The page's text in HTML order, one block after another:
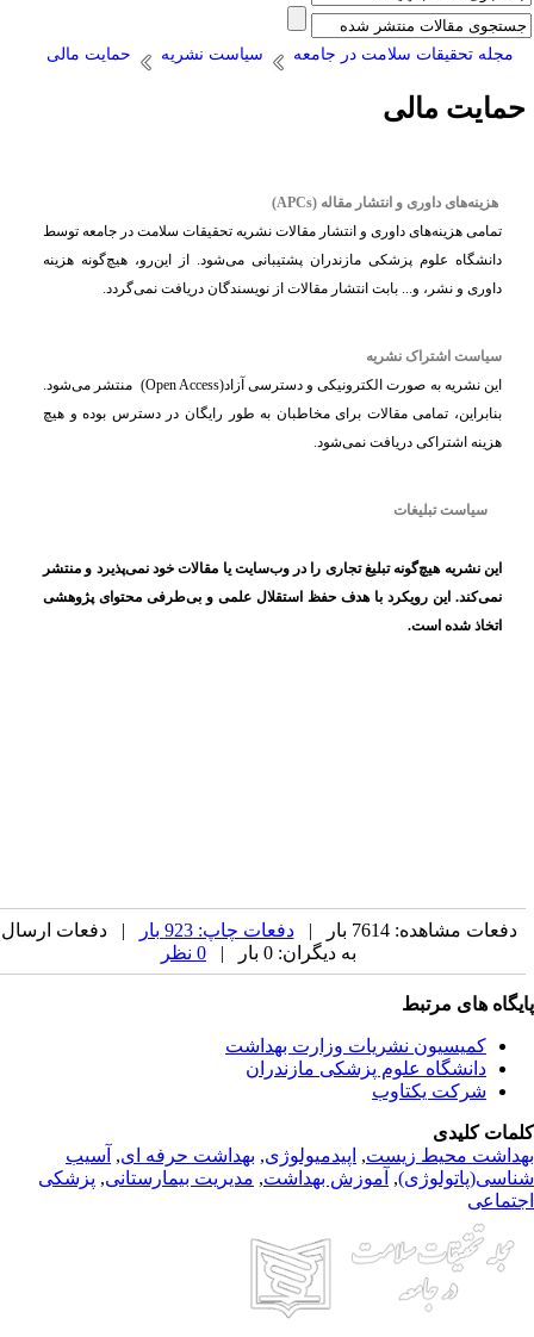
مجله تحقیقات سلامت در جامعه سیاست نشریه حمایت مالی
مالی
هزینههای داوری و انتشار مقاله(APCs)
تمامی هزینه‌های داوری و انتشار مقالات نشریه تحقیقات سلامت در جامعه توسط
دانشگاه علوم پزشکی مازندران پشتیبانی می‌شود. از این‌رو، هیچ‌گونه هزینه
داوری و نشر، و... بابت انتشار مقالات از نویسندگان دریافت نمی‌گردد .
سیاست اشتراک نشریه
این نشریه به صورتالکترونیکی و دسترسی آزاد(Open Access) منتشر می‌شود.
بنابراین، تمامی مقالات برای مخاطبان به طور رایگان در دسترس بوده و هیچ
هزینه اشتراکی دریافت نمی‌شود.
سیاست تبلیغات
این نشریه هیچ‌گونه تبلیغ تجاری را در وب‌سایت یا مقالات خود نمی‌پذیرد و منتشر
نمی‌کند. این رویکرد با هدف حفظاستقلال علمی و بی‌طرفی محتوای پژوهشی
اتخاذ شده است.
دفعات مشاهده: 7614 بار | دفعات چاپ: 923 بار
| دفعات ارسال
به دیگران: 0 بار |
های مرتبط
کمیسیون نشریات وزارت بهداشت
دانشگاه علوم پزشکی مازندران
شرکت یکتاوب
کلیدی
محیط زیست,اپیدمیولوژی ,بهداشت حرفه ای ,آسیب
,آموزش بهداشت,مدیریت بیمارستانی, پزشکی